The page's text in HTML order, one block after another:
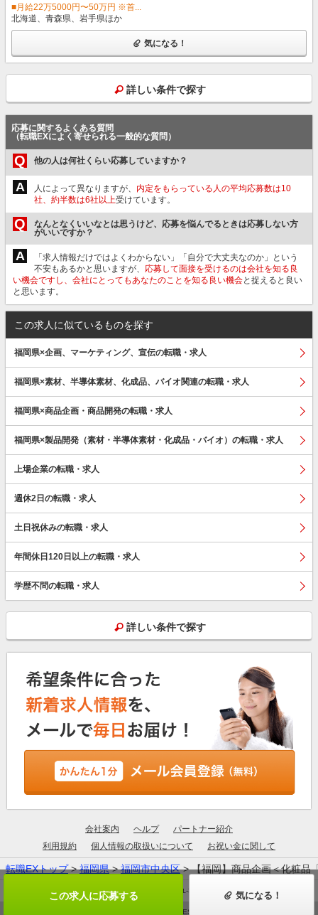
この求人に応募する 気になる！
■月給22万5000円〜50万円 ※首...
北海道、青森県、岩手県ほか
気になる！
詳しい条件で探す
応募に関するよくある質問
（転職EXによく寄せられる一般的な質問）
Q 他の人は何社くらい応募していますか？
A 人によって異なりますが、 内定をもらっている人の平均応募数は10
社、約半数は6社以上受けています。
Q
なんとなくいいなとは思うけど、応募を悩んでるときは応募しない方
がいいですか？
A
「求人情報だけではよくわからない」「自分で大丈夫なのか」という
不安もあるかと思いますが、 応募して面接を受けるのは会社を知る良
い機会ですし、会社にとってもあなたのことを知る良い機会と捉えると良い
と思います。
この求人に似ているものを探す
福岡県×企画、マーケティング、宣伝の転職・求人
福岡県×素材、半導体素材、化成品、バイオ関連の転職・求人
福岡県×商品企画・商品開発の転職・求人
福岡県×製品開発（素材・半導体素材・化成品・バイオ）の転職・求人
上場企業の転職・求人
週休2日の転職・求人
土日祝休みの転職・求人
年間休日120日以上の転職・求人
学歴不問の転職・求人
詳しい条件で探す
会社案内 ヘルプ
パートナー紹介
利用規約
個人情報の取扱いについて お祝い金に関して
転職EXトップ>福岡県>福岡市中央区> 【福岡】商品企画＜化粧品
厚生労働大臣許可：13-ユ-305190
© ZIGExN ALL RIGHTS RESERVED.